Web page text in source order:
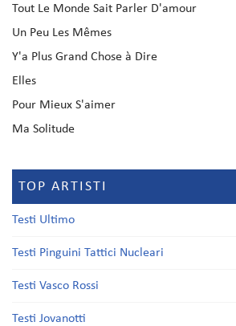
Tout Le Monde Sait Parler D'amour
Un Peu Les Mêmes
Y'a Plus Grand Chose à Dire
Elles
Pour Mieux S'aimer
Ma Solitude
TOP ARTISTI
Testi Ultimo
Testi Pinguini Tattici Nucleari
Testi Vasco Rossi
Testi Jovanotti